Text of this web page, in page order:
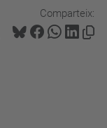
Comparteix: